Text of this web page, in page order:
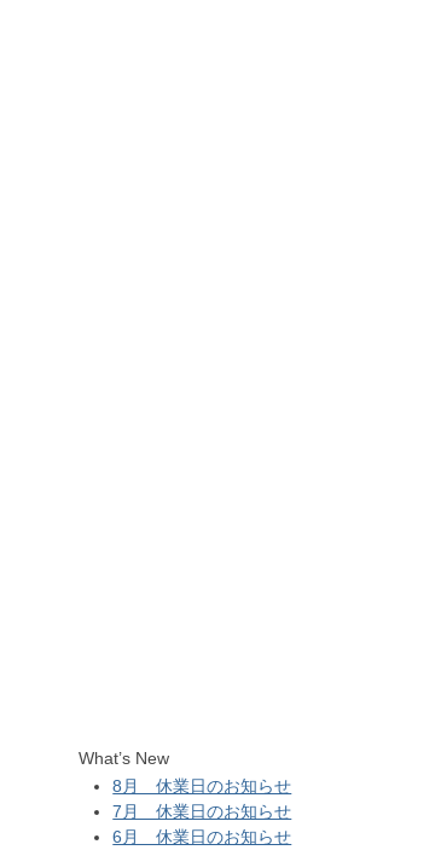
What’s New
8月 休業日のお知らせ
7月 休業日のお知らせ
6月 休業日のお知らせ